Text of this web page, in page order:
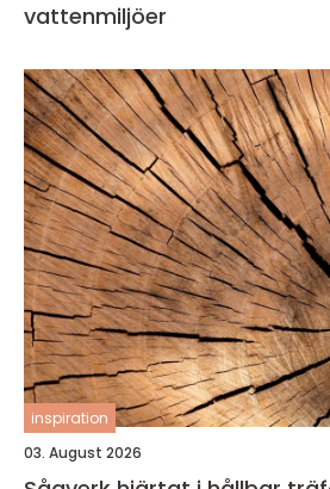
vattenmiljöer
inspiration
03. August 2026